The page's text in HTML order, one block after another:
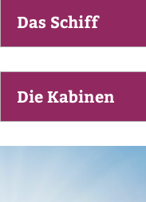
Das Schiff
Die Kabinen